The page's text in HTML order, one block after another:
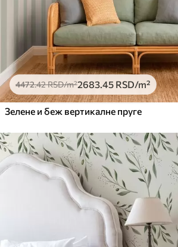
4472.42RSD/m²2683.45 RSD/m²
Зелене и беж вертикалне пруге